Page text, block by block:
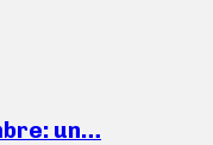
un…